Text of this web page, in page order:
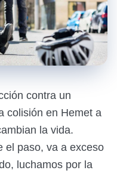
contra un
colisión en Hemet a
la vida.
el paso, va a exceso
luchamos por la